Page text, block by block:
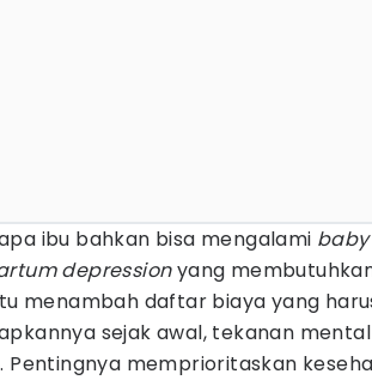
ibu bahkan bisa mengalami baby
depressionyang
menambah daftar biaya yang
sejak awal, tekanan
Pentingnya memprioritaskan